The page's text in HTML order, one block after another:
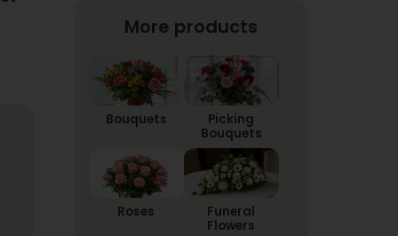
More products
Bouquets
Picking
Bouquets
Roses
Funeral
Flowers